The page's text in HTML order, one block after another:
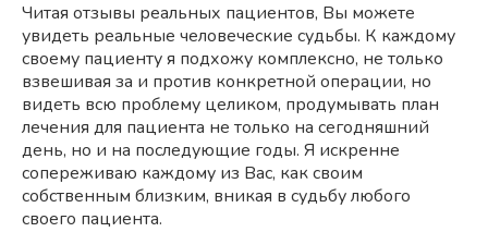
Читая отзывы реальных пациентов, Вы можете
увидеть реальные человеческие судьбы. К каждому
своему пациенту я подхожу комплексно, не только
взвешивая за и против конкретной операции, но
видеть всю проблему целиком, продумывать план
лечения для пациента не только на сегодняшний
день, но и на последующие годы. Я искренне
сопереживаю каждому из Вас, как своим
собственным близким, вникая в судьбу любого
своего пациента.